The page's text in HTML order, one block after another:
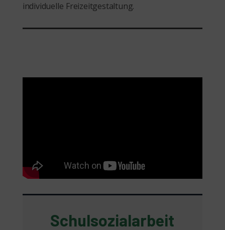
individuelle Freizeitgestaltung.
Schulsozialarbeit